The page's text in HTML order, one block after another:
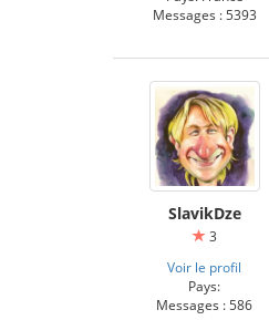
Messages : 5393
SlavikDze
3
Voir le profil
Pays:
Messages : 586